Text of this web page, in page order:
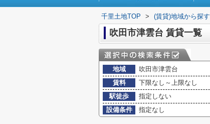
千里土地TOP > (賃貸)地域から探す
吹田市津雲台 賃貸一覧
地域
吹田市津雲台
賃料
下限なし～上限なし
駅徒歩
指定しない
設備条件
指定なし